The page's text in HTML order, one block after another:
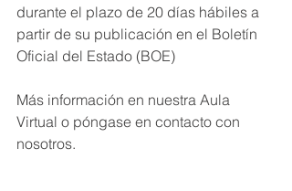
durante el plazo de 20 días hábiles a
partir de su publicación en el Boletín
Oficial del Estado (BOE)
Más información en nuestra Aula
Virtual o póngase en contacto con
nosotros.